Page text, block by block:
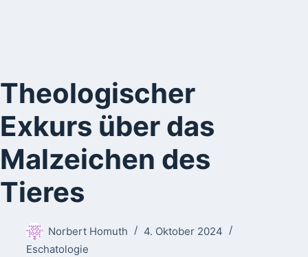
Theologischer
Exkurs über das
Malzeichen des
Tieres
Norbert Homuth
4. Oktober 2024
Eschatologie